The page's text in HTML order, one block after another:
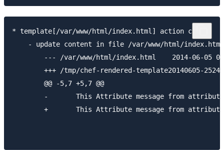
* template[/var/www/html/index.html] action create
- update content in file /var/www/html/
--- /var/www/html/index.html    2014-06-05
+++ /tmp/chef-rendered-template20140605-
        @@ -5,7 +5,7 @@
-       This Attribute message from
+       This Attribute message from